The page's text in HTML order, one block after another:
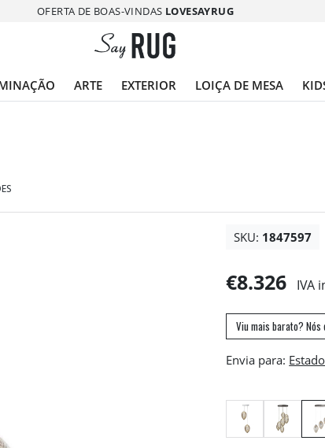
OFERTA DE BOAS-VINDAS LOVESAYRUG
ARTE EXTERIOR LOIÇA DE MESA
SKU: 1847597
€8.326 IVA
Viu mais barato?
Envia para: